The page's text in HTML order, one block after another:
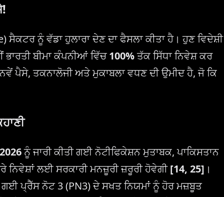
ਸੈਕਟਰ ਨੂੰ ਵੱਡਾ ਹੁਲਾਰਾ ਦੇਣ ਦਾ ਫੈਸਲਾ ਕੀਤਾ ਹੈ। ਹੁਣ ਵਿਦੇਸ਼ੀ
ਬੀਮਾ ਕੰਪਨੀਆਂ ਵਿੱਚ100%ਤੱਕ ਸਿੱਧਾ ਨਿਵੇਸ਼ ਕਰ
ਪੈਸੇ, ਤਕਨਾਲੋਜੀ ਅਤੇ ਮੁਕਾਬਲਾ ਵਧਣ ਦੀ ਉਮੀਦ ਹੈ, ਜੋ ਕਿ
ਨੂੰ ਜਾਰੀ ਕੀਤੀ ਗਈ ਨੋਟੀਫਿਕੇਸ਼ਨ ਮੁਤਾਬਕ, ਪਾਕਿਸਤਾਨ
ਨਿਵੇਸ਼ਾਂ ਲਈ ਸਰਕਾਰੀ ਮਨਜ਼ੂਰੀ ਜ਼ਰੂਰੀ ਹੋਵੇਗੀ[14, 25] ।
ਪ੍ਰੈੱਸ ਨੋਟ 3 (PN3) ਦੇ ਸਖਤ ਨਿਯਮਾਂ ਨੂੰ ਹੋਰ ਮਜ਼ਬੂਤ